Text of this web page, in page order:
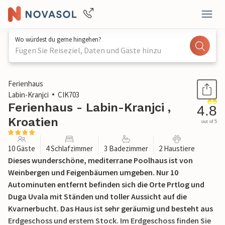
Wo würdest du gerne hingehen?
Fügen Sie Reiseziel, Daten und Gäste hinzu
1 / 54
Ferienhaus
Labin-Kranjci
CIK703
Ferienhaus - Labin-Kranjci ,
Kroatien
4.8
out of 5
10 Gäste 4 Schlafzimmer 3 Badezimmer 2 Haustiere
Dieses wunderschöne, mediterrane Poolhaus ist von
Weinbergen und Feigenbäumen umgeben. Nur 10
Autominuten entfernt befinden sich die Orte Prtlog und
Duga Uvala mit Ständen und toller Aussicht auf die
Kvarnerbucht. Das Haus ist sehr geräumig und besteht aus
Erdgeschoss und erstem Stock. Im Erdgeschoss finden Sie